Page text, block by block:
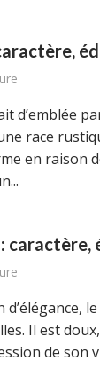
d’emblée
race
en raison
d’élégance,
Il est
de son